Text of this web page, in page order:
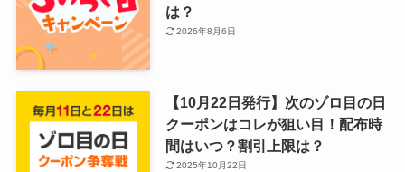
は？
2026年8月6日
【10月22日発行】次のゾロ目の日
クーポンはコレが狙い目！配布時
間はいつ？割引上限は？
2025年10月22日